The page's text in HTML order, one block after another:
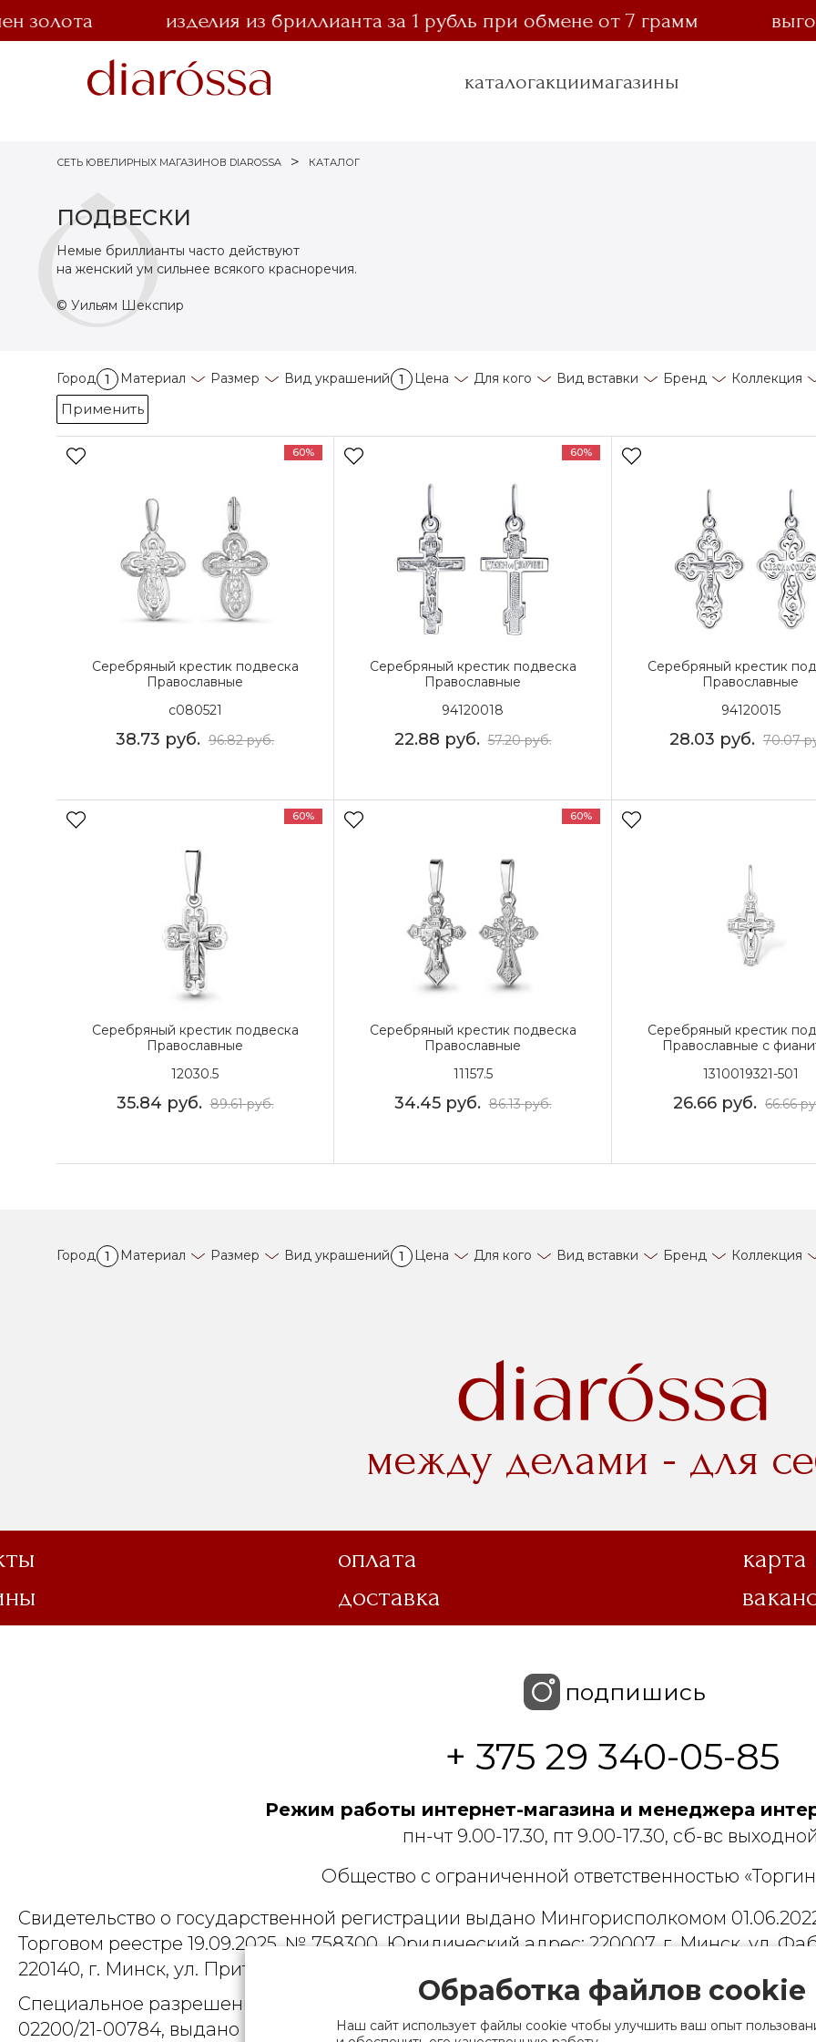
изделия из бриллианта за 1 рубль при обмене от 7 грамм
каталогакциимагазины
СЕТЬ ЮВЕЛИРНЫХ МАГАЗИНОВ DIAROSSA КАТАЛОГ
ПОДВЕСКИ
Немые бриллианты часто действуют
на женский ум сильнее всякого красноречия.
© Уильям Шекспир
Город 1 Материал Размер Вид украшений 1 Цена Для кого Вид вставки Бренд Коллекция
Применить
60%
Серебряный крестик подвеска
Православные
с080521
38.73 руб. 96.82руб.
60%
Серебряный крестик подвеска
Православные
94120018
22.88 руб. 57.20руб.
Серебряный крестик
Православные
94120015
28.03 руб. 70.07
60%
Серебряный крестик подвеска
Православные
12030.5
35.84 руб. 89.61руб.
60%
Серебряный крестик подвеска
Православные
11157.5
34.45 руб. 86.13руб.
Серебряный крестик
Православные с
1310019321-501
26.66 руб. 66.66
Город 1 Материал Размер Вид украшений 1 Цена Для кого Вид вставки Бренд Коллекция
между делами - для
оплата карта
доставка
подпишись
+ 375 29 340-05-85
Режим работы интернет-магазина и менеджера
пн-чт 9.00-17.30, пт 9.00-17.30, сб-вс
Общество с ограниченной ответственностью
Свидетельство о государственной регистрации выдано Мингорисполкомом
Торговом реестре 19.09.2025, № 758300. Юридический адрес: 220007, г. Минск, ул.
220140, г. Минск, ул. Притыцкого, д.79, пом. 9
Специальное разрешение (лицензия) на деятельность, связанную с
02200/21-00784, выдано Министерством финансов Республики Беларусь. Номер
Обработка файлов cookie
Наш сайт использует файлы cookie чтобы улучшить ваш опыт